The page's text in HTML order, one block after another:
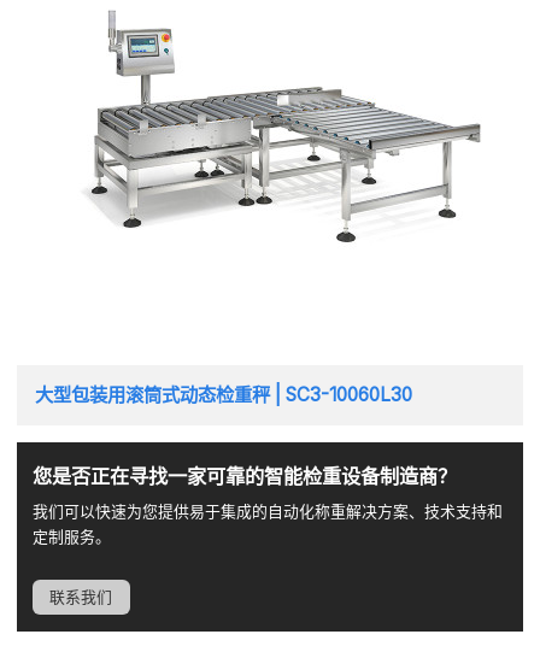
大型包装用滚筒式动态检重秤 | SC3-10060L30
您是否正在寻找一家可靠的智能检重设备制造商？
我们可以快速为您提供易于集成的自动化称重解决方案、技术支持和
定制服务。
联系我们